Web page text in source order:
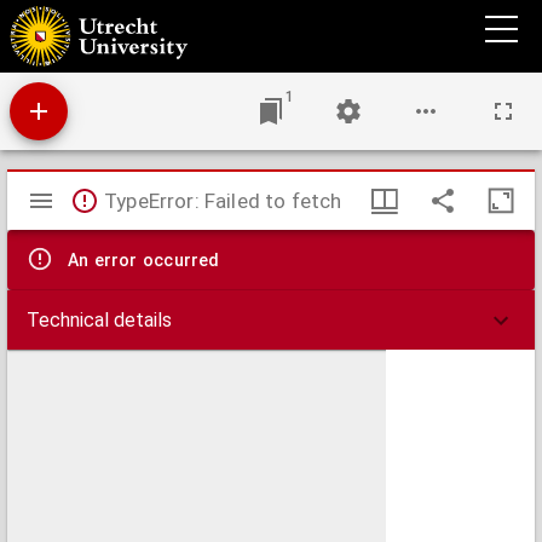
Darstellung der Lehre von den Trichinen : mit Rücksicht auf die dadurch gebotenen
Vorsichtsmaassregeln, für Laien und Aerzte
1
Mirador
viewer
TypeError: Failed to fetch
An error occurred
Technical details